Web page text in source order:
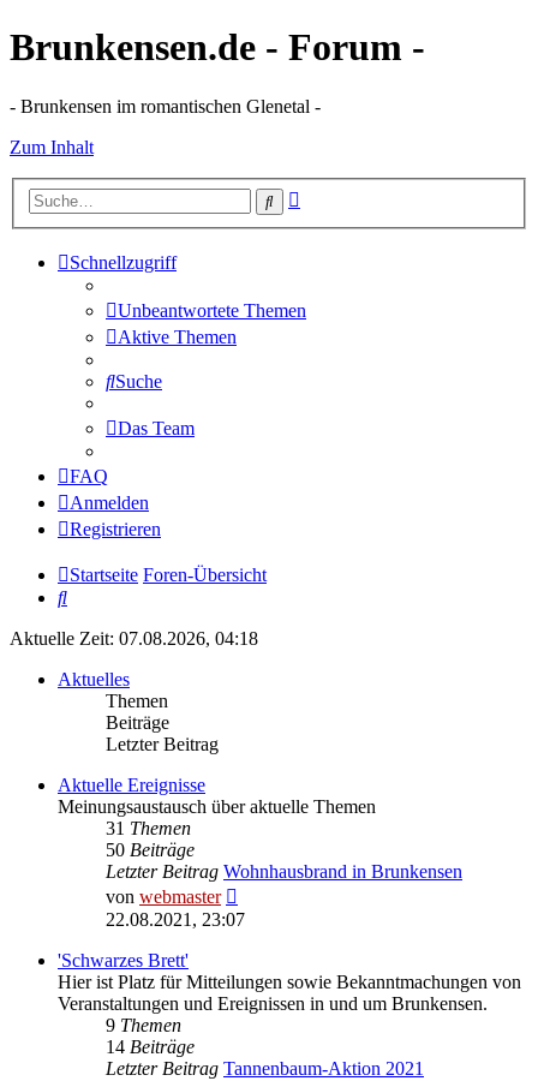
Brunkensen.de - Forum -
- Brunkensen im romantischen Glenetal -
Zum Inhalt
Suche
Schnellzugriff
Unbeantwortete Themen
Aktive Themen
Suche
Das Team
FAQ
Anmelden
Registrieren
Startseite Foren-Übersicht
Suche
Aktuelle Zeit: 07.08.2026, 04:18
Aktuelles
Themen
Beiträge
Letzter Beitrag
Aktuelle Ereignisse
Meinungsaustausch über aktuelle Themen
31 Themen
50 Beiträge
Letzter Beitrag Wohnhausbrand in Brunkensen
von webmaster
Beitrag
22.08.2021, 23:07
'Schwarzes Brett'
Hier ist Platz für Mitteilungen sowie Bekanntmachungen von
Veranstaltungen und Ereignissen in und um Brunkensen.
9 Themen
14 Beiträge
Letzter Beitrag Tannenbaum-Aktion 2021